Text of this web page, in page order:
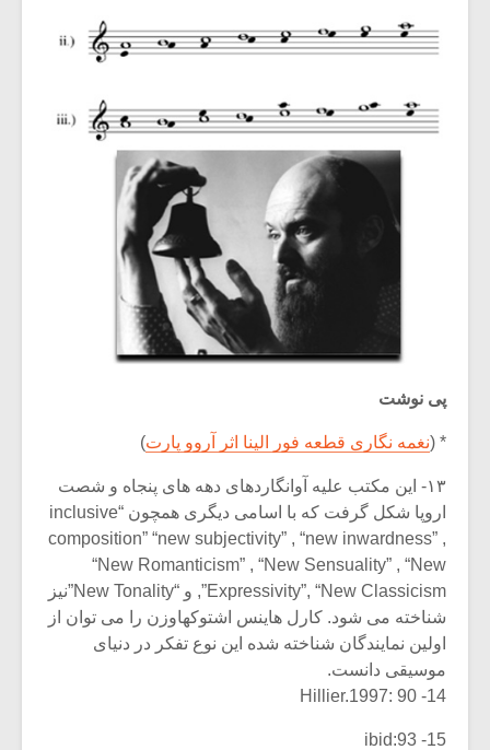
پی نوشت
* (نغمه نگاری قطعه فور الینا اثر آروو پارت)
۱۳- این مکتب علیه آوانگاردهای دهه های پنجاه و شصت
اروپا شکل گرفت که با اسامی دیگری همچون “inclusive
composition” “new subjectivity” , “new inwardness” ,
“New Romanticism” , “New Sensuality” , “New
Expressivity”, “New Classicism”, و “New Tonality”نیز
شناخته می شود. کارل هاینس اشتوکهاوزن را می توان از
اولین نمایندگان شناخته شده این نوع تفکر در دنیای
موسیقی دانست.
14- Hillier.1997: 90
15- ibid:93